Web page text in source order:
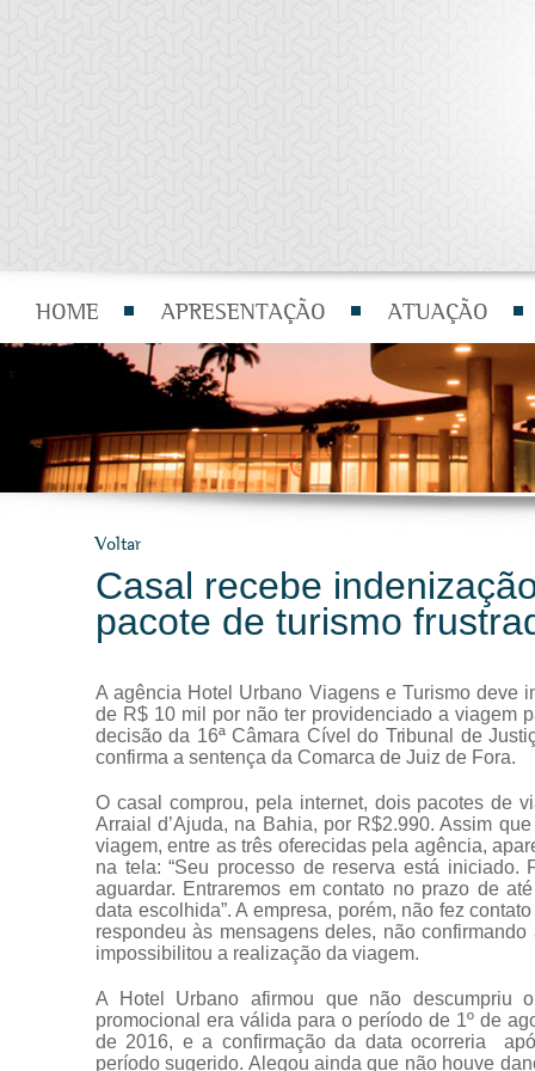
HOME APRESENTAÇÃO ATUAÇÃO
Voltar
Casal recebe
pacote de turismo
A agência Hotel Urbano Viagens e Turismo deve
de R$ 10 mil por não ter providenciado a viagem
decisão da 16ª Câmara Cível do Tribunal de
confirma a sentença da Comarca de Juiz de Fora.
O casal comprou, pela internet, dois pacotes de
Arraial d’Ajuda, na Bahia, por R$2.990. Assim
viagem, entre as três oferecidas pela agência,
na tela: “Seu processo de reserva está iniciado.
aguardar. Entraremos em contato no prazo de
data escolhida”. A empresa, porém, não fez
respondeu às mensagens deles, não
impossibilitou a realização da viagem.
A Hotel Urbano afirmou que não descumpriu
promocional era válida para o período de 1º de
de 2016, e a confirmação da data ocorreria
período sugerido. Alegou ainda que não houve